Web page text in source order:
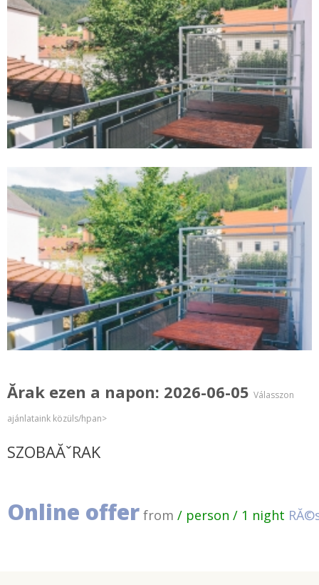
Ărak ezen a napon: 2026-06-05 Válasszon
ajánlataink közüls/hpan>
SZOBAĂˇRAK
Online offer from / person / 1 night